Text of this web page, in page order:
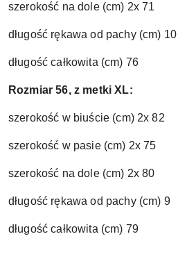
szerokość na dole (cm) 2x 71
długość rękawa od pachy (cm) 10
długość całkowita (cm) 76
Rozmiar 56, z metki XL:
szerokość w biuście (cm) 2x 82
szerokość w pasie (cm) 2x 75
szerokość na dole (cm) 2x 80
długość rękawa od pachy (cm) 9
długość całkowita (cm) 79